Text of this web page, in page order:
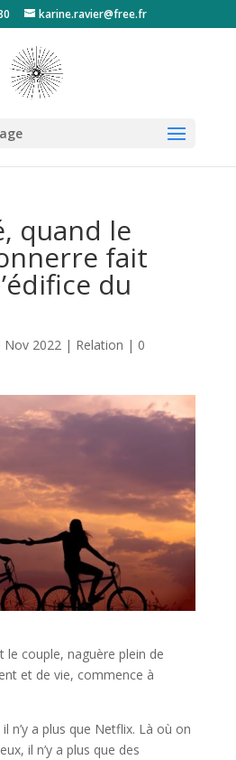
karine.ravier@free.fr
quand le
fait
du
Nov 2022| Relation | 0
le couple, naguère plein de
et de vie, commence à
n’y a plus que Netflix. Là où on
il n’y a plus que des